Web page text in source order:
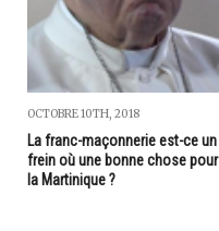
OCTOBRE 10TH, 2018
La franc-maçonnerie est-ce un
frein où une bonne chose pour
la Martinique ?